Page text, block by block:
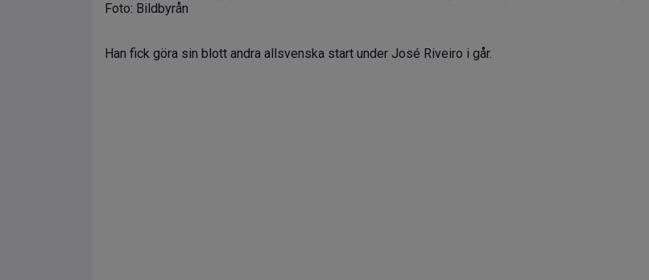
Foto: Bildbyrån
Han fick göra sin blott andra allsvenska start under José Riveiro i går.